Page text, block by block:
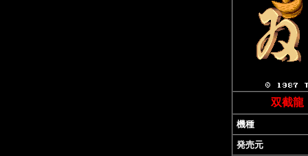
双截龍
機種
発売元